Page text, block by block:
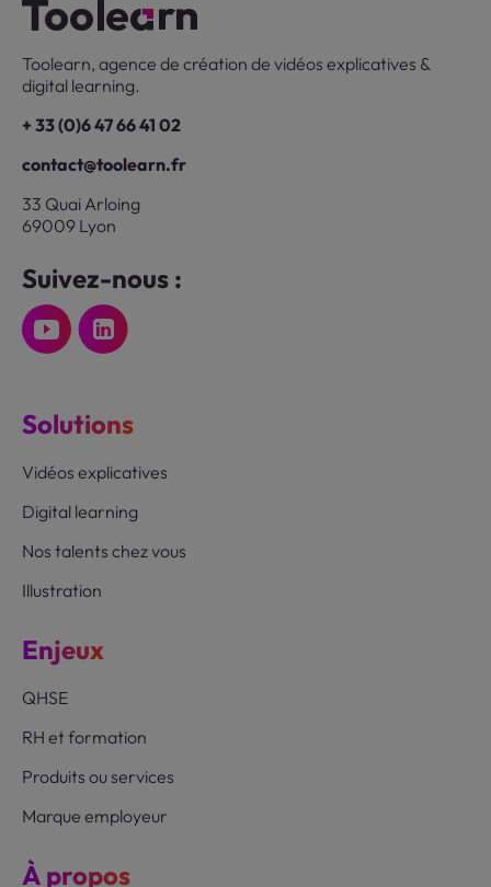
Toolearn, agence de création de vidéos explicatives &
digital learning.
+ 33 (0)6 47 66 41 02
contact@toolearn.fr
33 Quai Arloing
69009 Lyon
Suivez-nous :
Solutions
Vidéos explicatives
Digital learning
Nos talents chez vous
Illustration
Enjeux
QHSE
RH et formation
Produits ou services
Marque employeur
À propos